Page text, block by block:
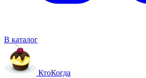
В каталог
КтоКогда